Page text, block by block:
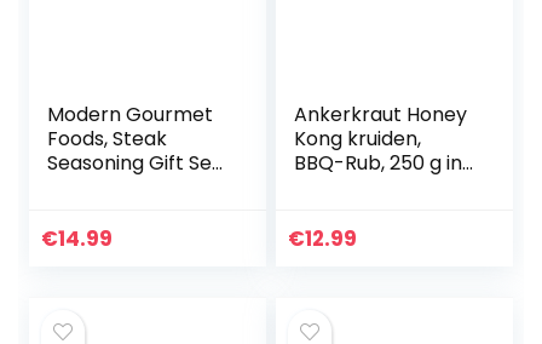
Modern Gourmet
Foods, Steak
Seasoning Gift Set,
Memphis,
€14.99
Ankerkraut Honey
Kong kruiden,
BBQ-Rub, 250 g in
scherp voor vlees,
€12.99